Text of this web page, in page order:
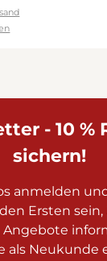
- 10 %
sichern!
anmelden
Ersten sein,
als Neukunde